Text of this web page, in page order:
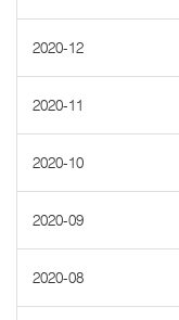
2020-12
2020-11
2020-10
2020-09
2020-08